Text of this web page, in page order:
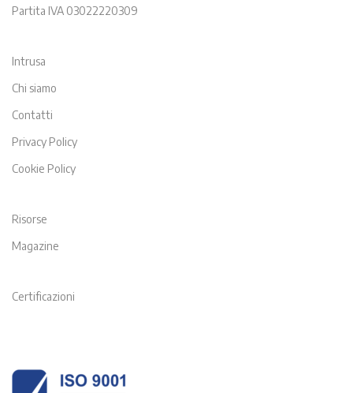
Partita IVA 03022220309
Intrusa
Chi siamo
Contatti
Privacy Policy
Cookie Policy
Risorse
Magazine
Certificazioni